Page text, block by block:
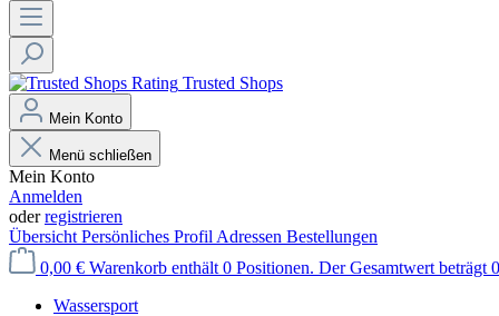
Trusted Shops
Mein Konto
Menü schließen
Mein Konto
Anmelden
oderregistrieren
Übersicht Persönliches Profil Adressen Bestellungen
0,00 € Warenkorb enthält 0 Positionen. Der Gesamtwert beträgt
Wassersport